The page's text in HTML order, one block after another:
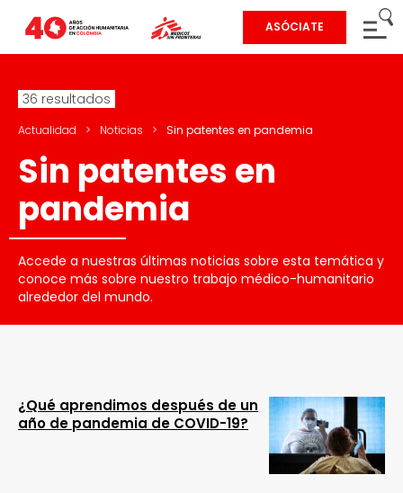
ASÓCIATE
36 resultados
Actualidad > Noticias > Sin patentes en pandemia
Sin patentes en
pandemia
Accede a nuestras últimas noticias sobre esta temática y
conoce más sobre nuestro trabajo médico-humanitario
alrededor del mundo.
¿Qué aprendimos después de un
año de pandemia de COVID-19?